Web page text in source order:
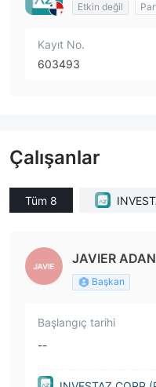
Etkin değil
Kayıt No.
603493
Çalışanlar
Tüm 8
JAVIER
Başkan
Başlangıç tarihi
--